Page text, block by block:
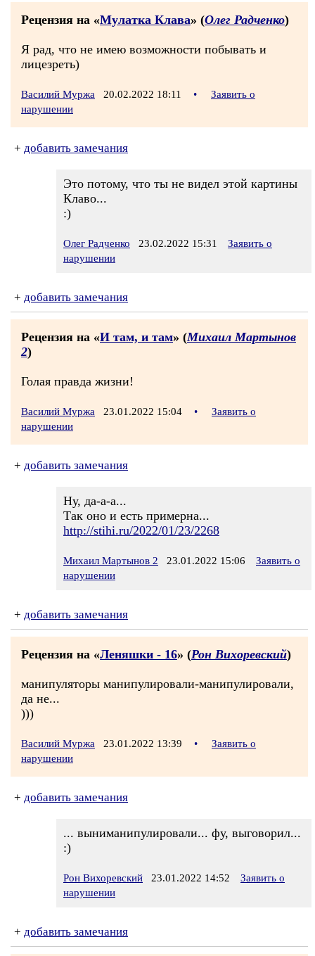
Рецензия на «Мулатка Клава» (Олег Радченко)
Я рад, что не имею возможности побывать и
лицезреть)
Василий Муржа 20.02.2022 18:11 •
Заявить о
нарушении
+ добавить замечания
Это потому, что ты не видел этой картины
Клаво...
:)
Олег Радченко 23.02.2022 15:31
Заявить о
нарушении
+ добавить замечания
Рецензия на «И там, и там» (Михаил Мартынов
2)
Голая правда жизни!
Василий Муржа 23.01.2022 15:04 •
Заявить о
нарушении
+ добавить замечания
Ну, да-а-а...
Так оно и есть примерна...
http://stihi.ru/2022/01/23/2268
Михаил Мартынов 2 23.01.2022 15:06
Заявить о
нарушении
+ добавить замечания
Рецензия на «Леняшки - 16» (Рон Вихоревский)
манипуляторы манипулировали-манипулировали,
да не...
)))
Василий Муржа 23.01.2022 13:39 •
Заявить о
нарушении
+ добавить замечания
... выниманипулировали... фу, выговорил...
:)
Рон Вихоревский 23.01.2022 14:52
Заявить о
нарушении
+ добавить замечания